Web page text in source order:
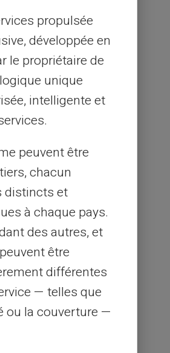
carte de
de
propulsée
développée en
le propriétaire de
unique
intelligente et
peuvent être
chacun
distincts et
à chaque pays.
des autres, et
être
différentes
— telles que
ou la couverture —